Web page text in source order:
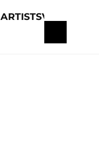
ARTISTS